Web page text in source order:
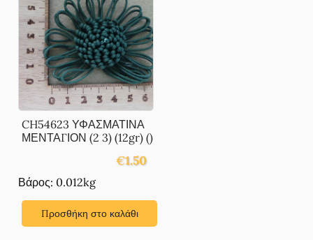
CH54623 ΥΦΑΣΜΑΤΙΝΑ
ΜΕΝΤΑΓΙΟΝ (2 3) (12gr) ()
€1.50
Βάρος: 0.012kg
Προσθήκη στο καλάθι